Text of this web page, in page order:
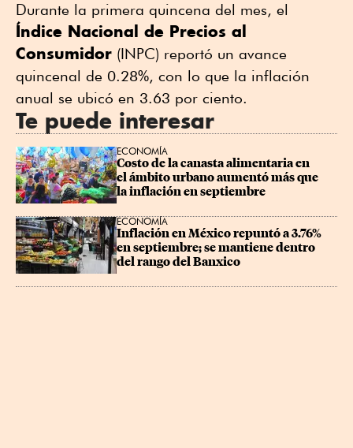
Durante la primera quincena del mes, el
Índice Nacional de Precios al
Consumidor (INPC) reportó un avance
quincenal de 0.28%, con lo que la inflación
anual se ubicó en 3.63 por ciento.
Te puede interesar
ECONOMÍA
Costo de la canasta alimentaria en
el ámbito urbano aumentó más que
la inflación en septiembre
ECONOMÍA
Inflación en México repuntó a 3.76%
en septiembre; se mantiene dentro
del rango del Banxico